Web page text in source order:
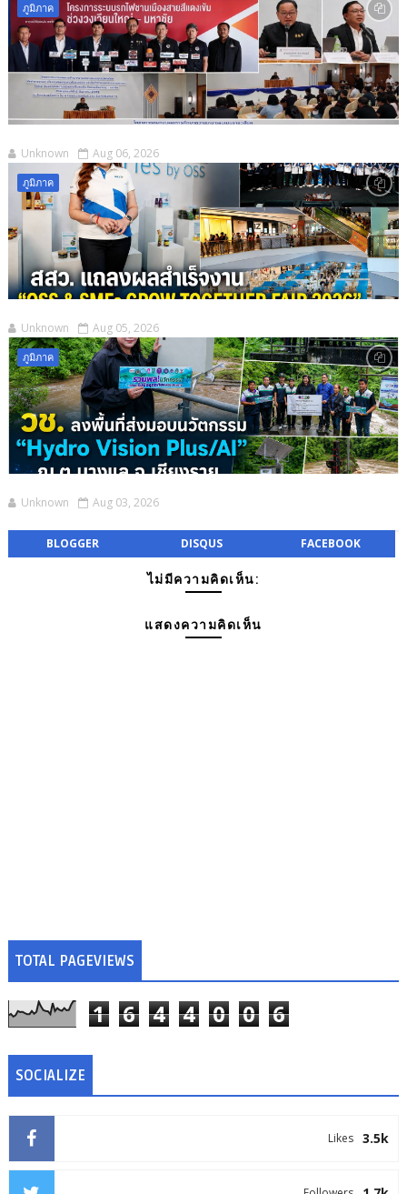
ภูมิภาค
Unknown Aug 06, 2026
ภูมิภาค
Unknown Aug 05, 2026
ภูมิภาค
Unknown Aug 03, 2026
BLOGGER DISQUS FACEBOOK
ไม่มีความคิดเห็น:
แสดงความคิดเห็น
TOTAL PAGEVIEWS
1 6 4 4 0 0 6
SOCIALIZE
3.5k
Likes